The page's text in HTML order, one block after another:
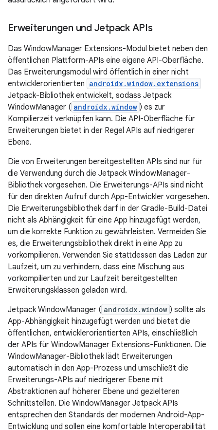
Erweiterungen und Jetpack APIs
Das WindowManager Extensions-Modul bietet neben den
öffentlichen Plattform-APIs eine eigene API-Oberfläche.
Das Erweiterungsmodul wird öffentlich in einer nicht
entwicklerorientierten androidx.window.extensions
Jetpack-Bibliothek entwickelt, sodass Jetpack
WindowManager ( androidx.window ) es zur
Kompilierzeit verknüpfen kann. Die API-Oberfläche für
Erweiterungen bietet in der Regel APIs auf niedrigerer
Ebene.
Die von Erweiterungen bereitgestellten APIs sind nur für
die Verwendung durch die Jetpack WindowManager-
Bibliothek vorgesehen. Die Erweiterungs-APIs sind nicht
für den direkten Aufruf durch App-Entwickler vorgesehen.
Die Erweiterungsbibliothek darf in der Gradle-Build-Datei
nicht als Abhängigkeit für eine App hinzugefügt werden,
um die korrekte Funktion zu gewährleisten. Vermeiden Sie
es, die Erweiterungsbibliothek direkt in eine App zu
vorkompilieren. Verwenden Sie stattdessen das Laden zur
Laufzeit, um zu verhindern, dass eine Mischung aus
vorkompilierten und zur Laufzeit bereitgestellten
Erweiterungsklassen geladen wird.
Jetpack WindowManager ( androidx.window ) sollte als
App-Abhängigkeit hinzugefügt werden und bietet die
öffentlichen, entwicklerorientierten APIs, einschließlich
der APIs für WindowManager Extensions-Funktionen. Die
WindowManager-Bibliothek lädt Erweiterungen
automatisch in den App-Prozess und umschließt die
Erweiterungs-APIs auf niedrigerer Ebene mit
Abstraktionen auf höherer Ebene und gezielteren
Schnittstellen. Die WindowManager Jetpack APIs
entsprechen den Standards der modernen Android-App-
Entwicklung und sollen eine komfortable Interoperabilität